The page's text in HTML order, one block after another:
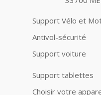
Support Vélo et
Antivol-sécurité
Support voiture
Support tablettes
Choisir votre